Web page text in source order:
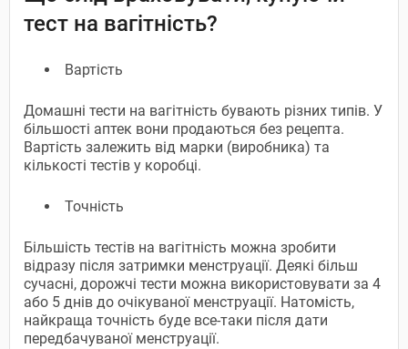
тест на вагітність?
Вартість
Домашні тести на вагітність бувають різних типів. У
більшості аптек вони продаються без рецепта.
Вартість залежить від марки (виробника) та
кількості тестів у коробці.
Точність
Більшість тестів на вагітність можна зробити
відразу після затримки менструації. Деякі більш
сучасні, дорожчі тести можна використовувати за 4
або 5 днів до очікуваної менструації. Натомість,
найкраща точність буде все-таки після дати
передбачуваної менструації.